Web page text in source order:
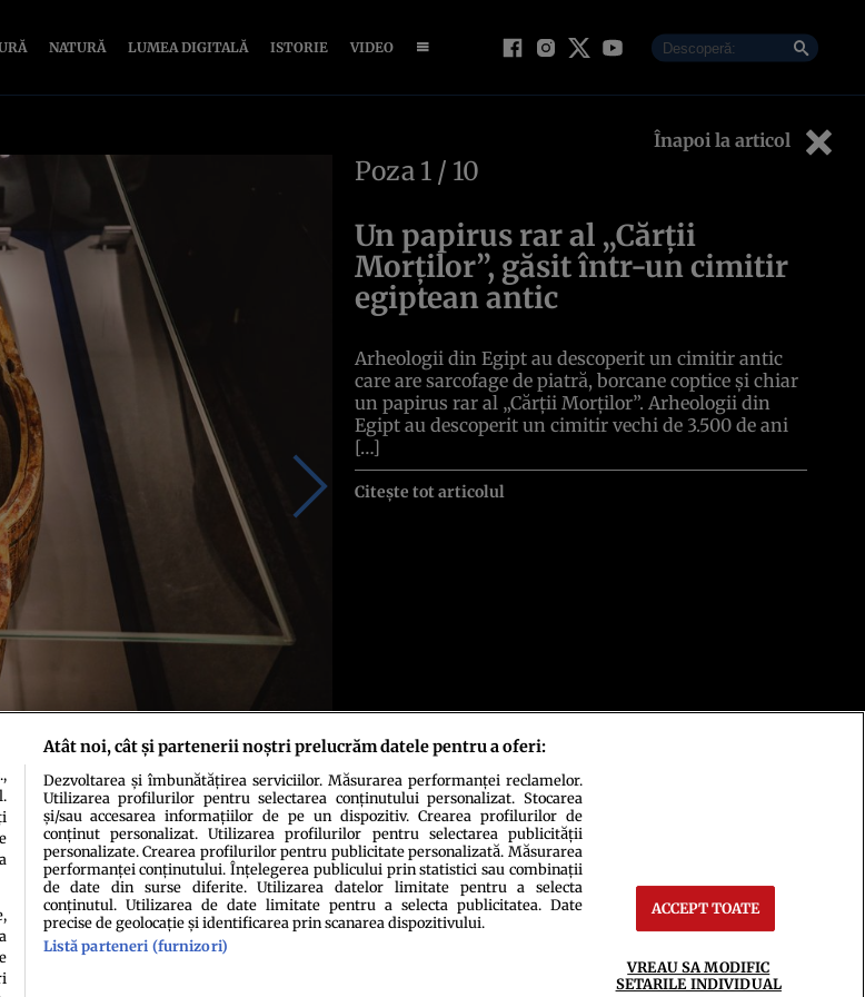
NATURĂ LUMEA DIGITALĂ ISTORIE VIDEO
Înapoi la articol
Poza 1 / 10
Un papirus rar al „Cărții
Morților”, găsit într-un cimitir
egiptean antic
Arheologii din Egipt au descoperit un cimitir antic
care are sarcofage de piatră, borcane coptice și chiar
un papirus rar al „Cărții Morților”. Arheologii din
Egipt au descoperit un cimitir vechi de 3.500 de ani
[…]
Citește tot articolul
cookiesTermeni şi condiţiiEchipa redacțională
Atât noi, cât și partenerii noștri prelucrăm datele pentru a oferi:
Dezvoltarea și îmbunătățirea serviciilor. Măsurarea performanței reclamelor.
Utilizarea profilurilor pentru selectarea conținutului personalizat. Stocarea
și/sau accesarea informațiilor de pe un dispozitiv. Crearea profilurilor de
conținut personalizat. Utilizarea profilurilor pentru selectarea publicității
personalizate. Crearea profilurilor pentru publicitate personalizată. Măsurarea
performanței conținutului. Înțelegerea publicului prin statistici sau combinații
de date din surse diferite. Utilizarea datelor limitate pentru a selecta
conținutul. Utilizarea de date limitate pentru a selecta publicitatea. Date
precise de geolocație și identificarea prin scanarea dispozitivului.
Listă parteneri (furnizori)
ACCEPT TOATE
VREAU SA MODIFIC
SETARILE INDIVIDUAL